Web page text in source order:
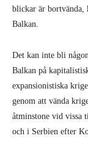
blickar är bortvända,
Balkan.
Det kan inte bli
Balkan på
expansionistiska
genom att vända
åtminstone vid vissa
och i Serbien efter